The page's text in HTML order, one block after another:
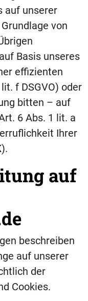
auf unserer
von
Basis unseres
effizienten
f DSGVO) oder
bitten – auf
6 Abs. 1 lit. a
Ihrer
).
auf
beschreiben
auf unserer
der
Cookies.